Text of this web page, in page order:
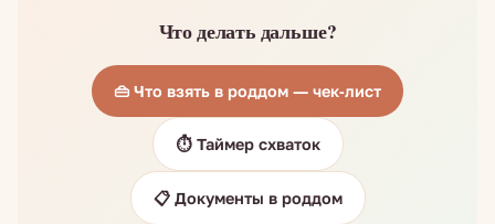
Что делать дальше?
👜 Что взять в роддом — чек-лист
⏱️ Таймер схваток
📋 Документы в роддом